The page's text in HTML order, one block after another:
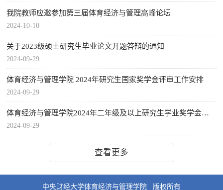
我院教师应邀参加第三届体育经济与管理高峰论坛
2024-10-10
关于2023级硕士研究生毕业论文开题答辩的通知
2024-09-29
体育经济与管理学院 2024年研究生国家奖学金评审工作安排
2024-09-29
体育经济与管理学院2024年二年级及以上研究生学业奖学金评审...
2024-09-29
查看更多
中央财经大学体育经济与管理学院 版权所有